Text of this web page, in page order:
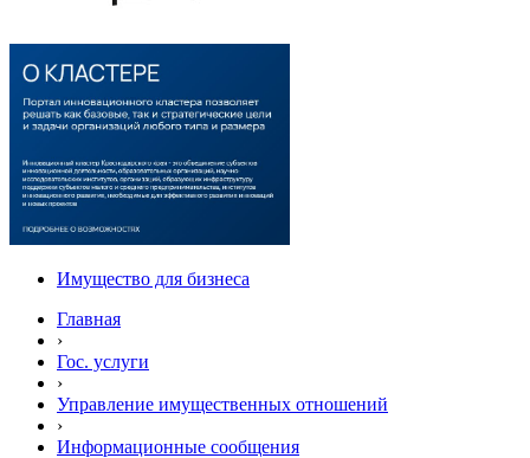
Имущество для бизнеса
Главная
›
Гос. услуги
›
Управление имущественных отношений
›
Информационные сообщения